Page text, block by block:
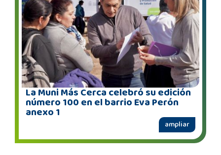
La Muni Más Cerca celebró su edición
número 100 en el barrio Eva Perón
anexo 1
ampliar